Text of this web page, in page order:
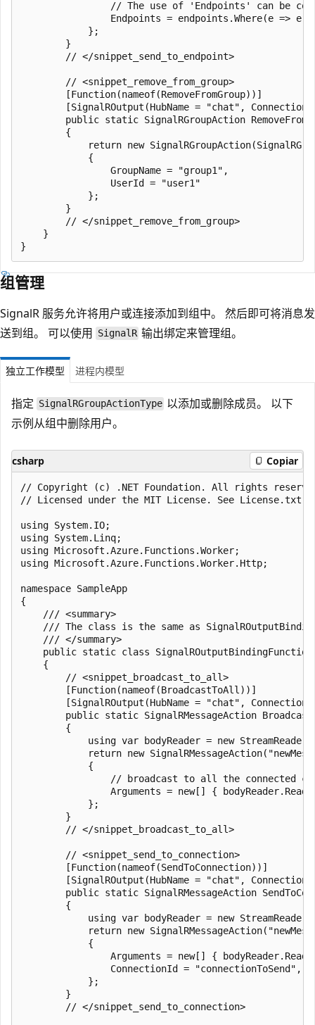
// The use of 'Endpoints' can be
Endpoints = endpoints.Where(e =>
            };
        }
        // </snippet_send_to_endpoint>
        // <snippet_remove_from_group>
        [Function(nameof(RemoveFromGroup))]
[SignalROutput(HubName = "chat",
public static SignalRGroupAction
        {
return new
            {
                GroupName = "group1",
                UserId = "user1"
            };
        }
        // </snippet_remove_from_group>
    }
组管理
SignalR 服务允许将用户或连接添加到组中。 然后即可将消息发
送到组。 可以使用 SignalR 输出绑定来管理组。
独立工作模型 进程内模型
指定 SignalRGroupActionType 以添加或删除成员。 以下
示例从组中删除用户。
csharp Copiar
﻿// Copyright (c) .NET Foundation. All rights
// Licensed under the MIT License. See
using System.IO;
using System.Linq;
using Microsoft.Azure.Functions.Worker;
using Microsoft.Azure.Functions.Worker.Http;
namespace SampleApp
{
    /// <summary>
/// The class is the same as
    /// </summary>
public static class
    {
        // <snippet_broadcast_to_all>
        [Function(nameof(BroadcastToAll))]
[SignalROutput(HubName = "chat",
public static SignalRMessageAction
        {
using var bodyReader = new
return new
            {
// broadcast to all the connected
Arguments = new[] {
            };
        }
        // </snippet_broadcast_to_all>
        // <snippet_send_to_connection>
        [Function(nameof(SendToConnection))]
[SignalROutput(HubName = "chat",
public static SignalRMessageAction
        {
using var bodyReader = new
return new
            {
Arguments = new[] {
                ConnectionId = "connectionToSend",
            };
        }
        // </snippet_send_to_connection>